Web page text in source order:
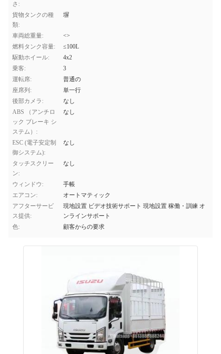
さ:
貨物タンクの種
類:
塀
車両総重量:
<>
燃料タンク容量:
≤100L
駆動ホイール:
4x2
乗客:
3
運転席:
普通の
座席列:
単一行
後部カメラ:
なし
ABS （アンチロ
ック ブレーキ シ
ステム）:
なし
ESC (電子安定制
御システム):
なし
タッチスクリー
ン:
なし
ウィンドウ:
手帳
エアコン:
オートマティック
アフターサービ
ス提供:
現地設置 ビデオ技術サポート 現地設置 稼働・訓練 オ
ンラインサポート
色:
顧客からの要求